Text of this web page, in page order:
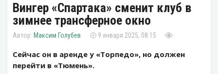
Вингер «Спартака» сменит клуб в
зимнее трансферное окно
Максим Голубев 9 января 2025, 08:15
Сейчас он в аренде у «Торпедо», но должен
перейти в «Тюмень».